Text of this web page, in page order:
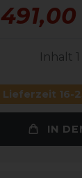
491,00
Inhalt 1
Lieferzeit 16-
IN